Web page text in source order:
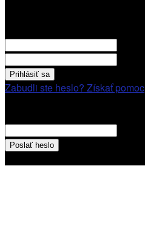
Zabudli ste heslo? Získať pomoc